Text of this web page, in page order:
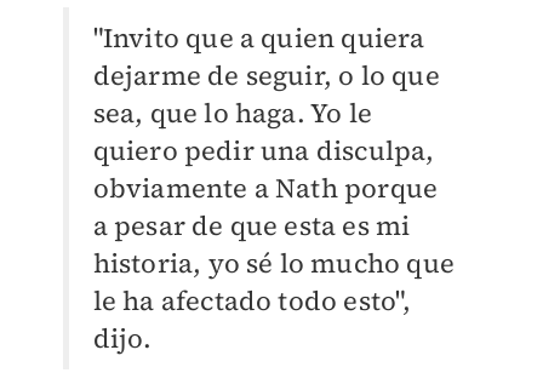
"Invito que a quien quiera
dejarme de seguir, o lo que
sea, que lo haga. Yo le
quiero pedir una disculpa,
obviamente a Nath porque
a pesar de que esta es mi
historia, yo sé lo mucho que
le ha afectado todo esto",
dijo.